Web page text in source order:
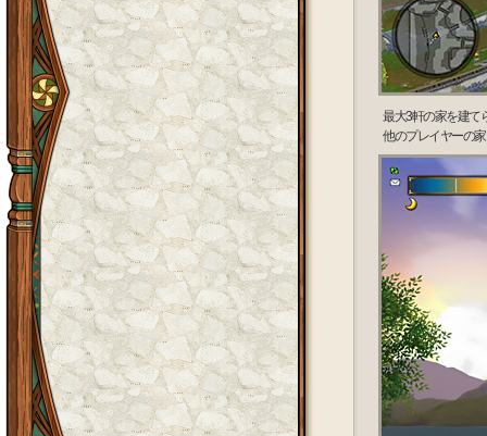
最大3軒の家を建て
他のプレイヤーの